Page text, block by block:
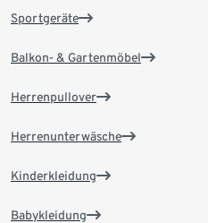
Sportgeräte
Balkon- & Gartenmöbel
Herrenpullover
Herrenunterwäsche
Kinderkleidung
Babykleidung